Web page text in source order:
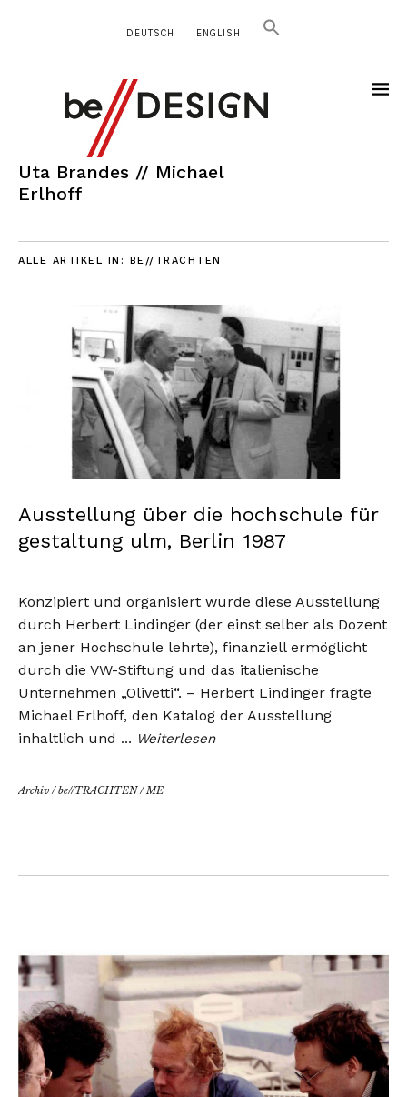
DEUTSCH ENGLISH
Uta Brandes // Michael
Erlhoff
ALLE ARTIKEL IN: BE//TRACHTEN
Ausstellung über die hochschule für
gestaltung ulm, Berlin 1987
Konzipiert und organisiert wurde diese Ausstellung
durch Herbert Lindinger (der einst selber als Dozent
an jener Hochschule lehrte), finanziell ermöglicht
durch die VW-Stiftung und das italienische
Unternehmen „Olivetti“. – Herbert Lindinger fragte
Michael Erlhoff, den Katalog der Ausstellung
inhaltlich und … Weiterlesen
Archiv /be//TRACHTEN/ME